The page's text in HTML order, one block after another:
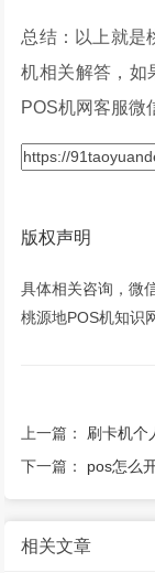
总结：以上就是
机相关解答，如
POS机网客服微
版权声明
具体相关咨询，微
桃源地POS机知识
上一篇： 刷卡机个
下一篇： pos怎么
相关文章